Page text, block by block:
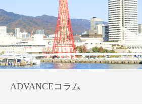
ADVANCEコラム
ネット保険
事業保険